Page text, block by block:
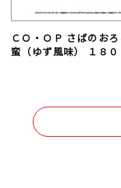
ＣＯ・ＯＰ さばのお
蛮（ゆず風味） １８０